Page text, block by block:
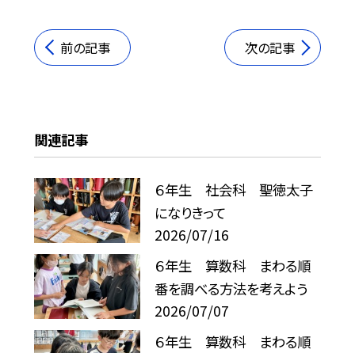
前の記事 次の記事
関連記事
６年生 社会科 聖徳太子
になりきって
2026/07/16
６年生 算数科 まわる順
番を調べる方法を考えよう
2026/07/07
６年生 算数科 まわる順